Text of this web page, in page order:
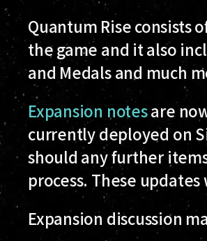
Quantum Rise consists
the game and it also
and Medals and much
Expansion notesare
currently deployed on
should any further
process. These
Expansion discussion